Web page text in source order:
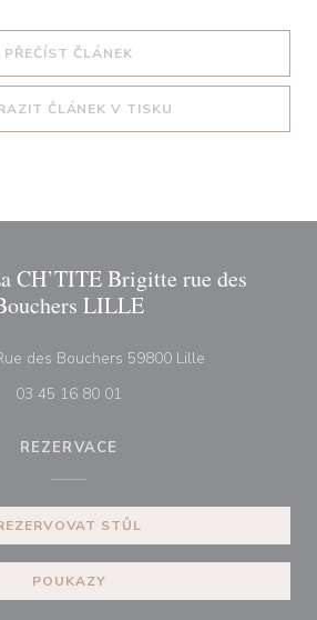
PŘEČÍST ČLÁNEK((OTEVŘE SE V NOVÉM
ČLÁNEK V TISKU
CH’TITE Brigitte rue des
LILLE
des Bouchers 59800 Lille
03 45 16 80 01
REZERVACE
STŮL
POUKAZY